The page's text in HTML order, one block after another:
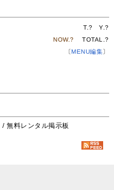
T.? Y.?
NOW.? TOTAL.?
〔MENU編集〕
/ 無料レンタル掲示板